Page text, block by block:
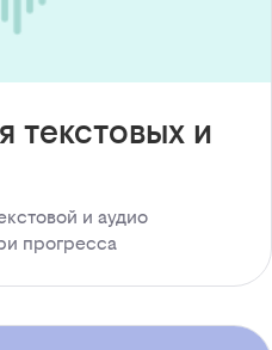
текстовых и
и аудио
прогресса